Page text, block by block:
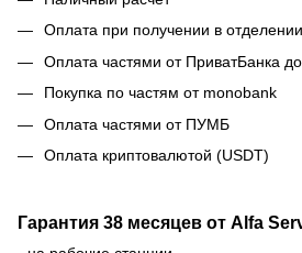
Оплата при получении в
Оплата частями от ПриватБанка
Покупка по частям от monobank
Оплата частями от ПУМБ
Оплата криптовалютой (USDT)
Гарантия 38 месяцев от Alfa